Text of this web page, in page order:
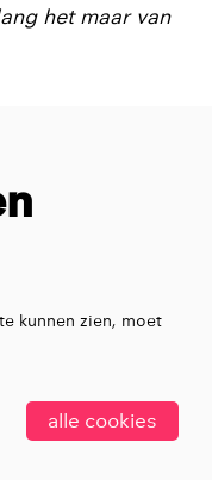
het maar van
kunnen zien, moet
alle cookies